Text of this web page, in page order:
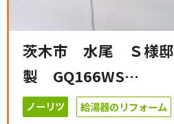
茨木市 水尾 Ｓ様
製 GQ166WS…
ノーリツ 給湯器のリフォーム